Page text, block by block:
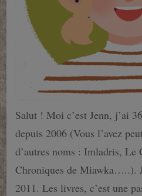
Salut ! Moi c’est Jenn, j’ai
depuis 2006 (Vous l’avez
d’autres noms : Imladris, Le
Chroniques de Miawka…..).
2011. Les livres, c’est une